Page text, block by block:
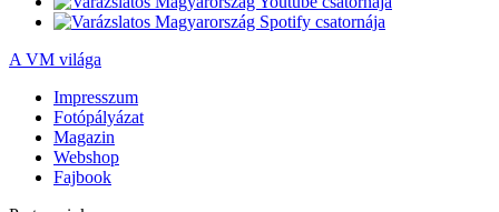
A VM világa
Impresszum
Fotópályázat
Magazin
Webshop
Fajbook